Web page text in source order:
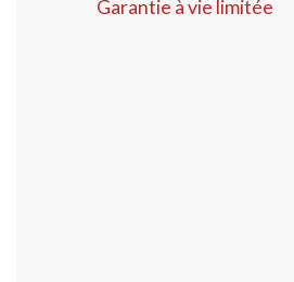
Garantie à vie limitée